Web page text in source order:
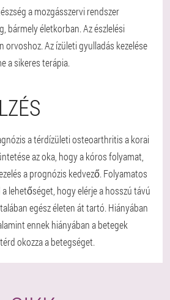
a mozgásszervi rendszer
bármely életkorban. Az észlelési
Az ízületi gyulladás kezelése
a sikeres terápia.
a térdízületi osteoarthritis a korai
az oka, hogy a kóros folyamat,
a prognózis kedvező. Folyamatos
lehetőséget, hogy elérje a hosszú távú
egész életen át tartó. Hiányában
ennek hiányában a betegek
okozza a betegséget.